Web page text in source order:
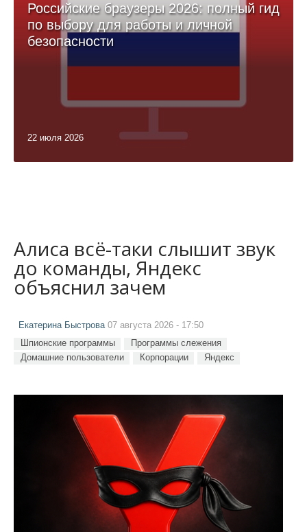
Российские браузеры 2026: полный гид
по выбору для работы и личной
безопасности
22 июля 2026
Алиса всё-таки слышит звук
до команды, Яндекс
объяснил зачем
Екатерина Быстрова07 августа 2026 - 17:50
Шпионские программы
Программы слежения
Домашние пользователи
Корпорации Яндекс